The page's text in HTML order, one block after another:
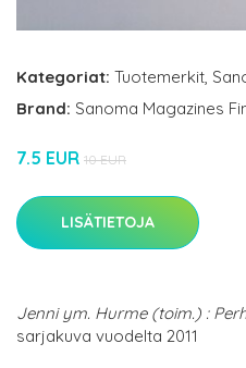
Kategoriat: Tuotemerkit
Brand: Sanoma Magazines
7.5 EUR 10 EUR
LISÄTIETOJA
Jenni ym. Hurme (toim.) :
sarjakuva vuodelta 2011